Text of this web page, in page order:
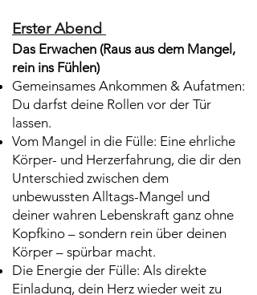
Erster Abend
Das Erwachen (Raus aus dem Mangel,
rein ins Fühlen)
Gemeinsames Ankommen & Aufatmen:
Du darfst deine Rollen vor der Tür
lassen.
Vom Mangel in die Fülle: Eine ehrliche
Körper- und Herzerfahrung, die dir den
Unterschied zwischen dem
unbewussten Alltags-Mangel und
deiner wahren Lebenskraft ganz ohne
Kopfkino – sondern rein über deinen
Körper – spürbar macht.
Die Energie der Fülle: Als direkte
Einladung, dein Herz wieder weit zu